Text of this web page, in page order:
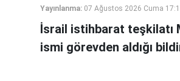
Yayınlanma: 07 Ağustos 2026 Cuma
İsrail istihbarat teşkilatı
ismi görevden aldığı